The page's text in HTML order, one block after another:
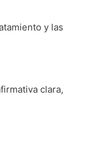
y las
clara,